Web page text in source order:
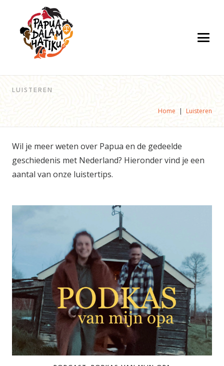
LUISTEREN
Home | Luisteren
Wil je meer weten over Papua en de gedeelde
geschiedenis met Nederland? Hieronder vind je een
aantal van onze luistertips.